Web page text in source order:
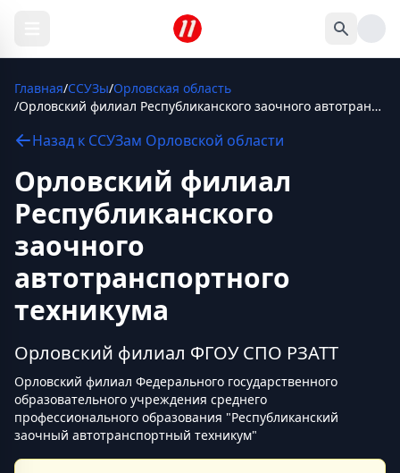
Главная/ССУЗы/Орловская область
/
Орловский филиал Республиканского заочного автотранспортного техникума
Назад к ССУЗам Орловской области
Орловский филиал
Республиканского
заочного
автотранспортного
техникума
Орловский филиал ФГОУ СПО РЗАТТ
Орловский филиал Федерального государственного
образовательного учреждения среднего
профессионального образования "Республиканский
заочный автотранспортный техникум"